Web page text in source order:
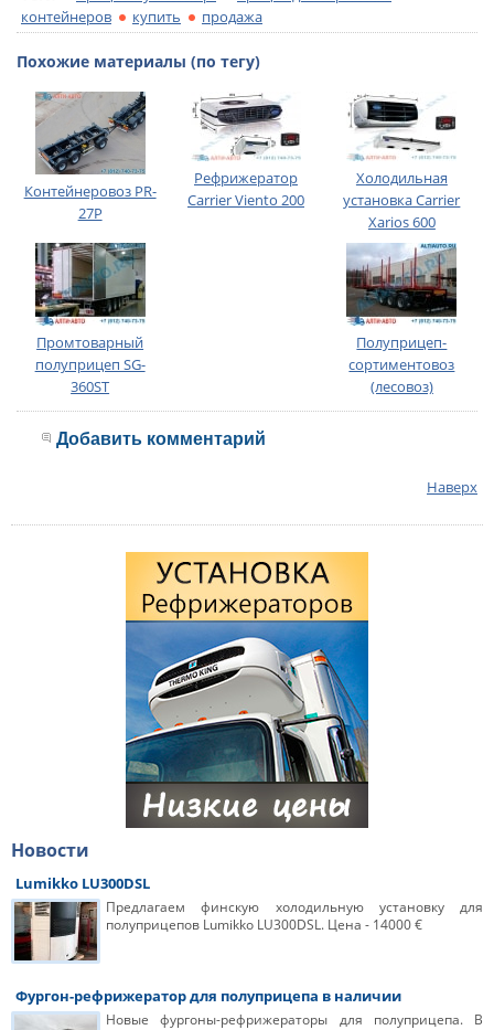
контейнеров
купить продажа
Похожие материалы (по тегу)
Контейнеровоз PR-
27Р
Рефрижератор
Carrier Viento 200
Холодильная
установка Carrier
Xarios 600
Промтоварный
полуприцеп SG-
360ST
Полуприцеп-
сортиментовоз
(лесовоз)
Добавить комментарий
Наверх
Новости
Lumikko LU300DSL
Предлагаем финскую холодильную установку для
полуприцепов Lumikko LU300DSL. Цена - 14000 €
Фургон-рефрижератор для полуприцепа в наличии
Новые фургоны-рефрижераторы для полуприцепа. В